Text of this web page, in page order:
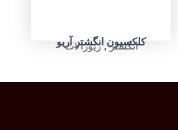
کلکسیون انگشتر آریو
انگشتر, زیورآلات